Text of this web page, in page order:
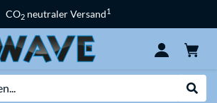
CO2 neutraler Versand1